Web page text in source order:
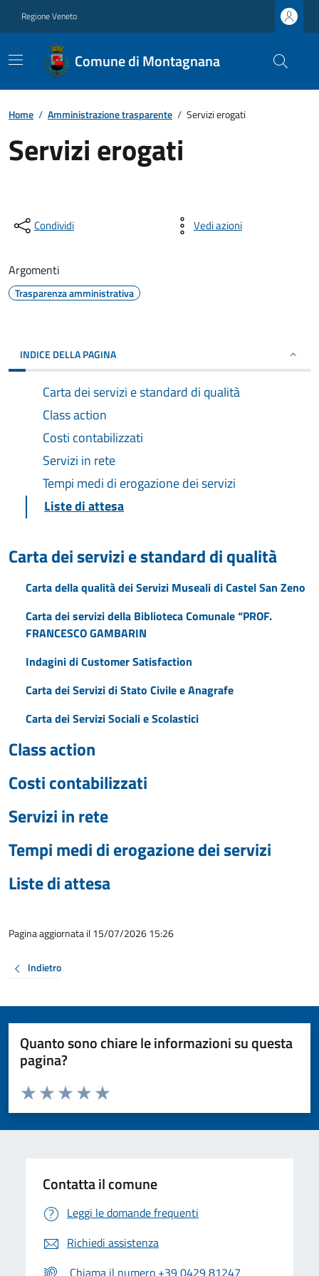
Regione Veneto
Comune di Montagnana
Home / Amministrazione trasparente / Servizi erogati
Servizi erogati
Condividi Vedi azioni
Argomenti
Trasparenza amministrativa
INDICE DELLA PAGINA
Carta dei servizi e standard di qualità
Class action
Costi contabilizzati
Servizi in rete
Tempi medi di erogazione dei servizi
Liste di attesa
Carta dei servizi e standard di qualità
Carta della qualità dei Servizi Museali di Castel San Zeno
Carta dei servizi della Biblioteca Comunale “PROF.
FRANCESCO GAMBARIN
Indagini di Customer Satisfaction
Carta dei Servizi di Stato Civile e Anagrafe
Carta dei Servizi Sociali e Scolastici
Class action
Costi contabilizzati
Servizi in rete
Tempi medi di erogazione dei servizi
Liste di attesa
Pagina aggiornata il 15/07/2026 15:26
Indietro
Quanto sono chiare le informazioni su questa
pagina?
Valuta da 1 a 5 stelle la pagina
Valuta 5 stelle su 5
Valuta 4 stelle su 5
Valuta 3 stelle su 5
Valuta 2 stelle su 5
Valuta 1 stelle su 5
Contatta il comune
Leggi le domande frequenti
Richiedi assistenza
Chiama il numero +39 0429 81247